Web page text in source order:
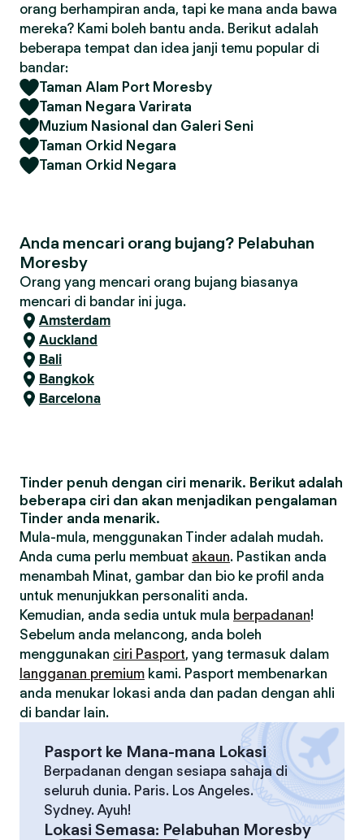
orang berhampiran anda, tapi ke mana anda bawa
mereka? Kami boleh bantu anda. Berikut adalah
beberapa tempat dan idea janji temu popular di
bandar:
Taman Alam Port Moresby
Taman Negara Varirata
Muzium Nasional dan Galeri Seni
Taman Orkid Negara
Taman Orkid Negara
Anda mencari orang bujang? Pelabuhan
Moresby
Orang yang mencari orang bujang biasanya
mencari di bandar ini juga.
Amsterdam
Auckland
Bali
Bangkok
Barcelona
Tinder penuh dengan ciri menarik. Berikut adalah
beberapa ciri dan akan menjadikan pengalaman
Tinder anda menarik.
Mula-mula, menggunakan Tinder adalah mudah.
Anda cuma perlu membuat akaun. Pastikan anda
menambah Minat, gambar dan bio ke profil anda
untuk menunjukkan personaliti anda.
Kemudian, anda sedia untuk mula berpadanan!
Sebelum anda melancong, anda boleh
menggunakan ciri Pasport, yang termasuk dalam
langganan premium kami. Pasport membenarkan
anda menukar lokasi anda dan padan dengan ahli
di bandar lain.
Pasport ke Mana-mana Lokasi
Berpadanan dengan sesiapa sahaja di
seluruh dunia. Paris. Los Angeles.
Sydney. Ayuh!
Lokasi Semasa: Pelabuhan Moresby